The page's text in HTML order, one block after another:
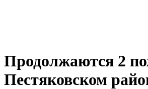
Продолжаются 2
Пестяковском